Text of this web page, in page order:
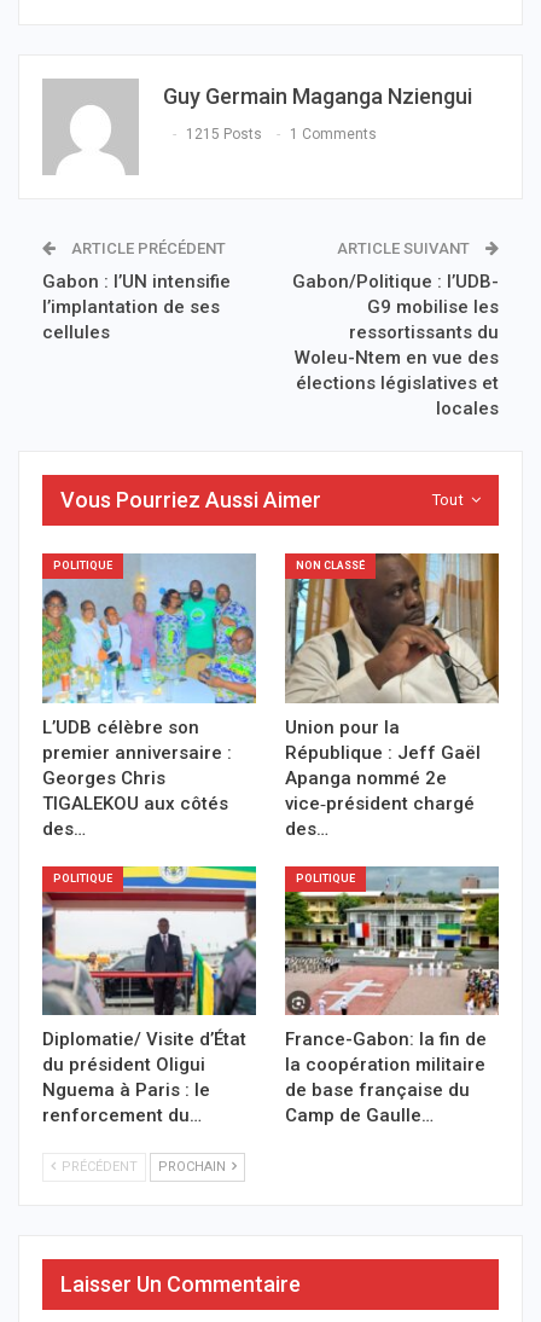
Guy Germain Maganga Nziengui
1215 Posts 1 Comments
ARTICLE PRÉCÉDENT
Gabon : l’UN intensifie
l’implantation de ses
cellules
ARTICLE SUIVANT
Gabon/Politique : l’UDB-
G9 mobilise les
ressortissants du
Woleu-Ntem en vue des
élections législatives et
locales
Tout
Vous Pourriez Aussi Aimer
POLITIQUE
L’UDB célèbre son
premier anniversaire :
Georges Chris
TIGALEKOU aux côtés
des…
NON CLASSÉ
Union pour la
République : Jeff Gaël
Apanga nommé 2e
vice‑président chargé
des…
POLITIQUE
Diplomatie/ Visite d’État
du président Oligui
Nguema à Paris : le
renforcement du…
POLITIQUE
France-Gabon: la fin de
la coopération militaire
de base française du
Camp de Gaulle…
PRÉCÉDENT PROCHAIN
Laisser Un Commentaire